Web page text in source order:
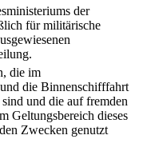
der
für militärische
die im
die Binnenschifffahrt
und die auf fremden
Geltungsbereich dieses
Zwecken genutzt